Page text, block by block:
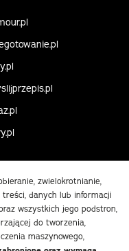
zwielokrotnianie,
danych lub informacji
wszystkich jego podstron,
do tworzenia,
maszynowego,